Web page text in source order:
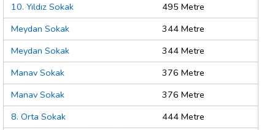
10. Yıldız Sokak
495 Metre
Meydan Sokak
344 Metre
Meydan Sokak
344 Metre
Manav Sokak
376 Metre
Manav Sokak
376 Metre
8. Orta Sokak
444 Metre